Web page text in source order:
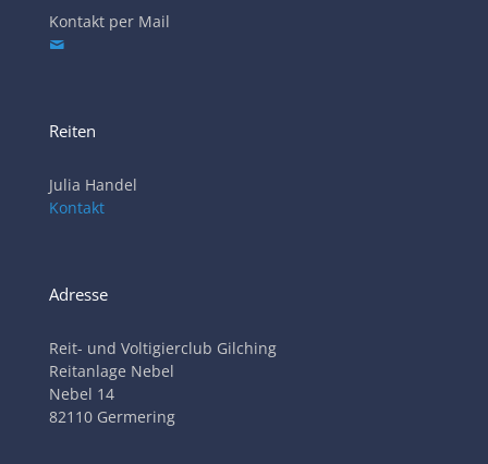
Kontakt per Mail
Reiten
Julia Handel
Kontakt
Adresse
Reit- und Voltigierclub Gilching
Reitanlage Nebel
Nebel 14
82110 Germering